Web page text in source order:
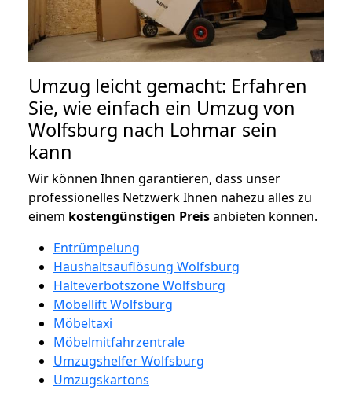
Umzug leicht gemacht: Erfahren
Sie, wie einfach ein Umzug von
Wolfsburg nach Lohmar sein
kann
Wir können Ihnen garantieren, dass unser
professionelles Netzwerk Ihnen nahezu alles zu
einem kostengünstigen Preisanbieten können.
Entrümpelung
Haushaltsauflösung Wolfsburg
Halteverbotszone Wolfsburg
Möbellift Wolfsburg
Möbeltaxi
Möbelmitfahrzentrale
Umzugshelfer Wolfsburg
Umzugskartons